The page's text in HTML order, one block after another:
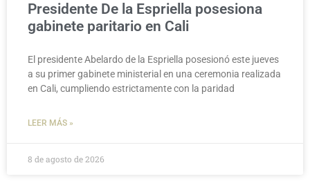
Presidente De la Espriella posesiona
gabinete paritario en Cali
El presidente Abelardo de la Espriella posesionó este jueves
a su primer gabinete ministerial en una ceremonia realizada
en Cali, cumpliendo estrictamente con la paridad
LEER MÁS »
8 de agosto de 2026